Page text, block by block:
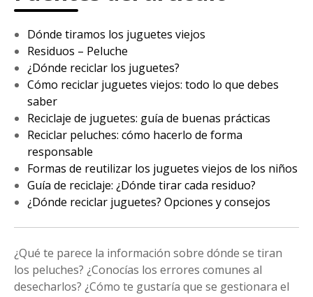
Dónde tiramos los juguetes viejos
Residuos – Peluche
¿Dónde reciclar los juguetes?
Cómo reciclar juguetes viejos: todo lo que debes
saber
Reciclaje de juguetes: guía de buenas prácticas
Reciclar peluches: cómo hacerlo de forma
responsable
Formas de reutilizar los juguetes viejos de los niños
Guía de reciclaje: ¿Dónde tirar cada residuo?
¿Dónde reciclar juguetes? Opciones y consejos
¿Qué te parece la información sobre dónde se tiran
los peluches? ¿Conocías los errores comunes al
desecharlos? ¿Cómo te gustaría que se gestionara el